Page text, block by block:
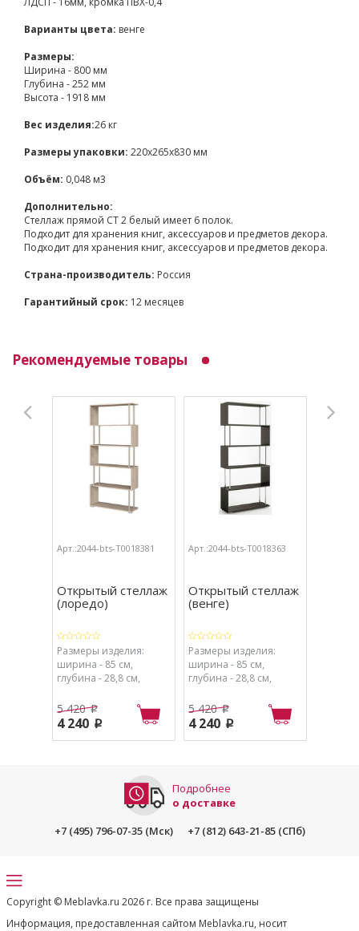
Варианты цвета: венге
Размеры:
Ширина - 800 мм
Глубина - 252 мм
Высота - 1918 мм
Вес изделия:26 кг
Размеры упаковки: 220х265х830 мм
Объём: 0,048 м3
Дополнительно:
Стеллаж прямой СТ 2 белый имеет 6 полок.
Подходит для хранения книг, аксессуаров и предметов декора.
Подходит для хранения книг, аксессуаров и предметов декора.
Страна-производитель: Россия
Гарантийный срок: 12 месяцев
Рекомендуемые товары
Арт.:2044-bts-Т0018381
Открытый стеллаж
(лоредо)
Размеры изделия:
ширина - 85 см,
глубина - 28,8 см,
Варианты цвета:
лоредо (как на фото).
5 420 p
4 240 p
Арт.:2044-bts-Т0018363
Открытый стеллаж
(венге)
Размеры изделия:
ширина - 85 см,
глубина - 28,8 см,
Варианты цвета: венге
(как на фото).
5 420 p
4 240 p
Подробнее
о доставке
+7 (495) 796-07-35 (Мск)
+7 (812) 643-21-85 (СПб)
Copyright © Meblavka.ru 2026 г. Все права защищены
Информация, предоставленная сайтом Meblavka.ru, носит